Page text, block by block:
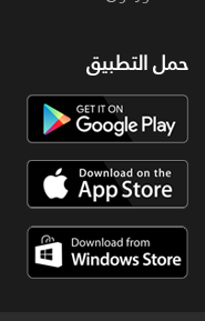
حمل التطبيق